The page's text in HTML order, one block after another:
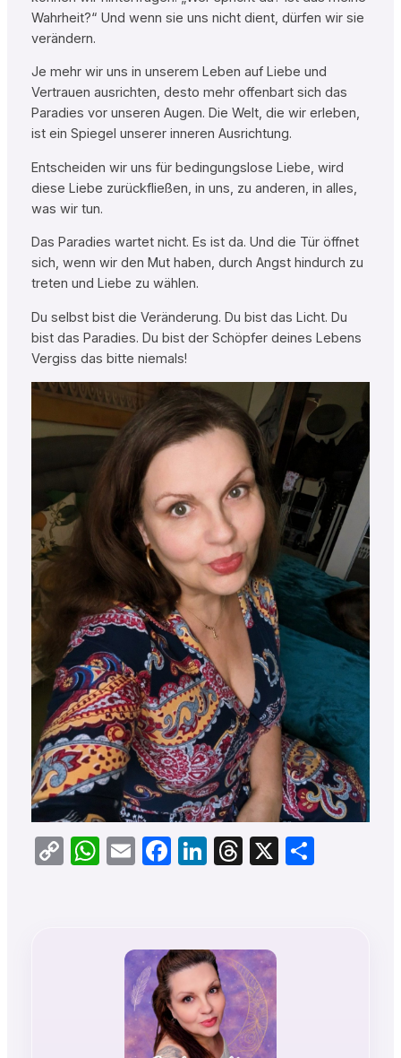
Wahrheit?“ Und wenn sie uns nicht dient, dürfen wir sie
verändern.
Je mehr wir uns in unserem Leben auf Liebe und
Vertrauen ausrichten, desto mehr offenbart sich das
Paradies vor unseren Augen. Die Welt, die wir erleben,
ist ein Spiegel unserer inneren Ausrichtung.
Entscheiden wir uns für bedingungslose Liebe, wird
diese Liebe zurückfließen, in uns, zu anderen, in alles,
was wir tun.
Das Paradies wartet nicht. Es ist da. Und die Tür öffnet
sich, wenn wir den Mut haben, durch Angst hindurch zu
treten und Liebe zu wählen.
Du selbst bist die Veränderung. Du bist das Licht. Du
bist das Paradies. Du bist der Schöpfer deines Lebens
Vergiss das bitte niemals!
CopyWhatsApp
EmailFacebook
LinkedIn
Threads
X Teilen